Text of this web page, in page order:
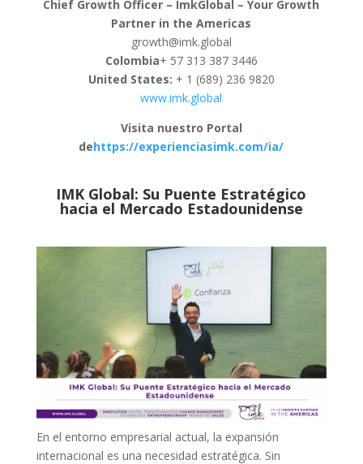
Chief Growth Officer – ImkGlobal – Your Growth
Partner in the Americas
growth@imk.global
Colombia+ 57 313 387 3446
United States: + 1 (689) 236 9820
www.imk.global
Visita nuestro Portal
dehttps://experienciasimk.com/ia/
IMK Global: Su Puente Estratégico
hacia el Mercado Estadounidense
En el entorno empresarial actual, la expansión
internacional es una necesidad estratégica. Sin